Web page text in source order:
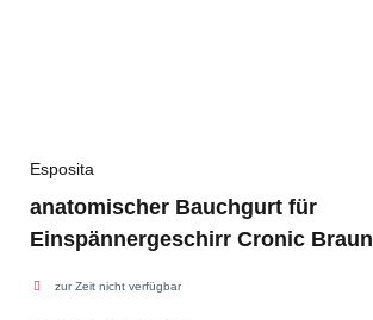
Esposita
anatomischer Bauchgurt für
Einspännergeschirr Cronic Braun
zur Zeit nicht verfügbar